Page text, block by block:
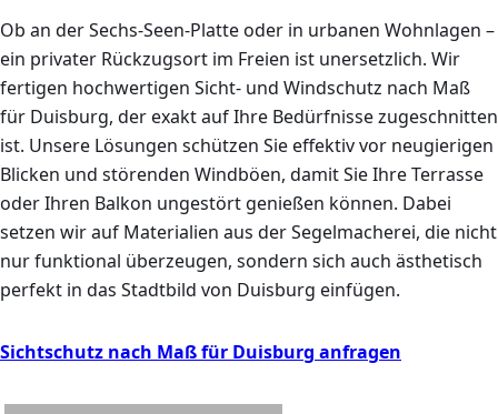
Ob an der Sechs-Seen-Platte oder in urbanen Wohnlagen –
ein privater Rückzugsort im Freien ist unersetzlich. Wir
fertigen hochwertigen Sicht- und Windschutz nach Maß
für Duisburg, der exakt auf Ihre Bedürfnisse zugeschnitten
ist. Unsere Lösungen schützen Sie effektiv vor neugierigen
Blicken und störenden Windböen, damit Sie Ihre Terrasse
oder Ihren Balkon ungestört genießen können. Dabei
setzen wir auf Materialien aus der Segelmacherei, die nicht
nur funktional überzeugen, sondern sich auch ästhetisch
perfekt in das Stadtbild von Duisburg einfügen.
Sichtschutz nach Maß für Duisburg anfragen